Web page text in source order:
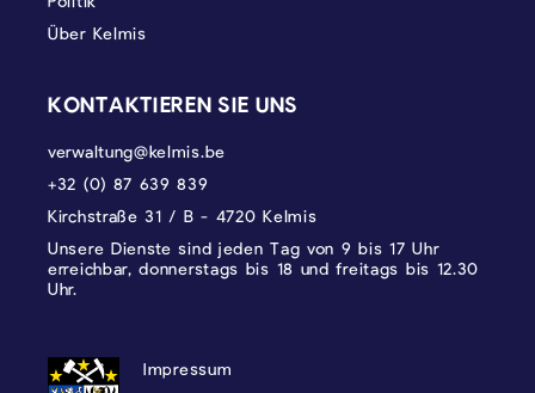
Über Kelmis
KONTAKTIEREN SIE UNS
verwaltung@kelmis.be
+32 (0) 87 639 839
Kirchstraße 31 / B - 4720 Kelmis
Unsere Dienste sind jeden Tag von 9 bis 17 Uhr
erreichbar, donnerstags bis 18 und freitags bis 12.30
Uhr.
DATENSCHUTZ, IMPRESSUM UND
Impressum